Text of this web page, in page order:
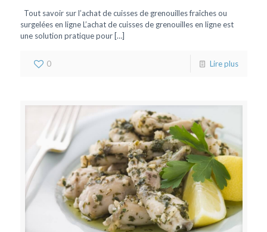
Tout savoir sur l’achat de cuisses de grenouilles fraîches ou
surgelées en ligne L’achat de cuisses de grenouilles en ligne est
une solution pratique pour[…]
0 Lire plus